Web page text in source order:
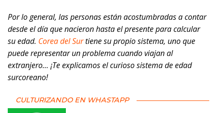
Por lo general, las personas están acostumbradas a contar
desde el día que nacieron hasta el presente para calcular
su edad. Corea del Surtiene su propio sistema, uno que
puede representar un problema cuando viajan al
extranjero… ¡Te explicamos el curioso sistema de edad
surcoreano!
CULTURIZANDO EN WHASTAPP